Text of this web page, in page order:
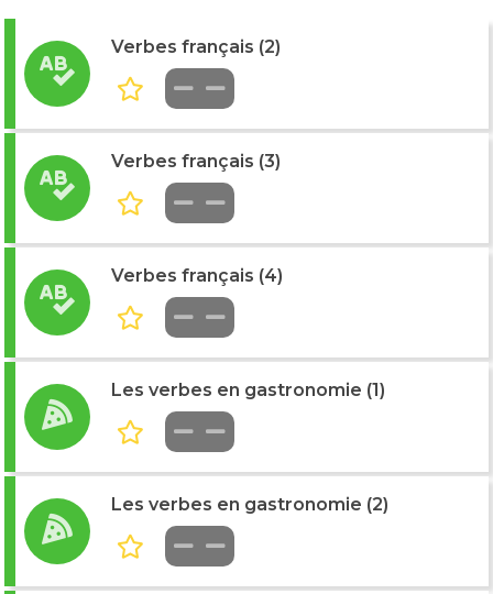
Verbes français (2)
Verbes français (3)
Verbes français (4)
Les verbes en gastronomie (1)
Les verbes en gastronomie (2)